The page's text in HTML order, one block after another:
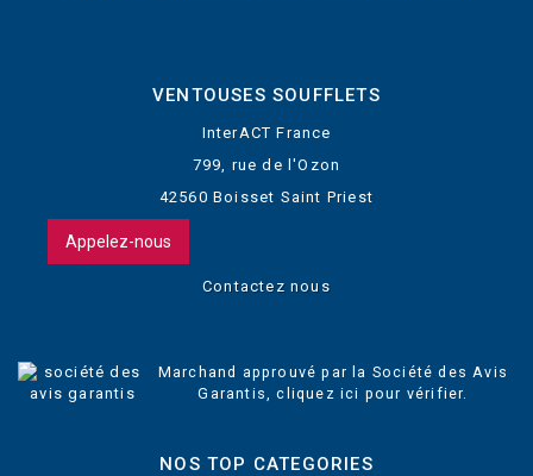
VENTOUSES SOUFFLETS
InterACT France
799, rue de l'Ozon
42560 Boisset Saint Priest
Appelez-nous
Contactez nous
Marchand approuvé par la Société des Avis
Garantis,cliquez ici pour vérifier
NOS TOP CATEGORIES